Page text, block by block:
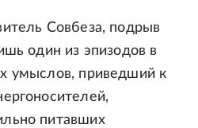
Совбеза, подрыв
один из эпизодов в
умыслов, приведший к
питавших